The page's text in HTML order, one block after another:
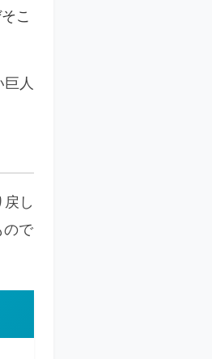
こ
人
し
ので